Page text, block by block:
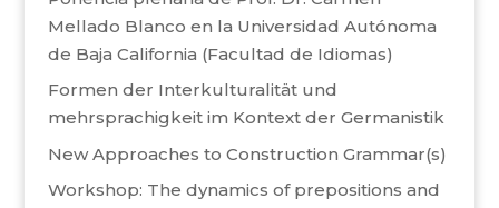
Mellado Blanco en la Universidad Autónoma
de Baja California (Facultad de Idiomas)
Formen der Interkulturalität und
mehrsprachigkeit im Kontext der Germanistik
New Approaches to Construction Grammar(s)
Workshop: The dynamics of prepositions and